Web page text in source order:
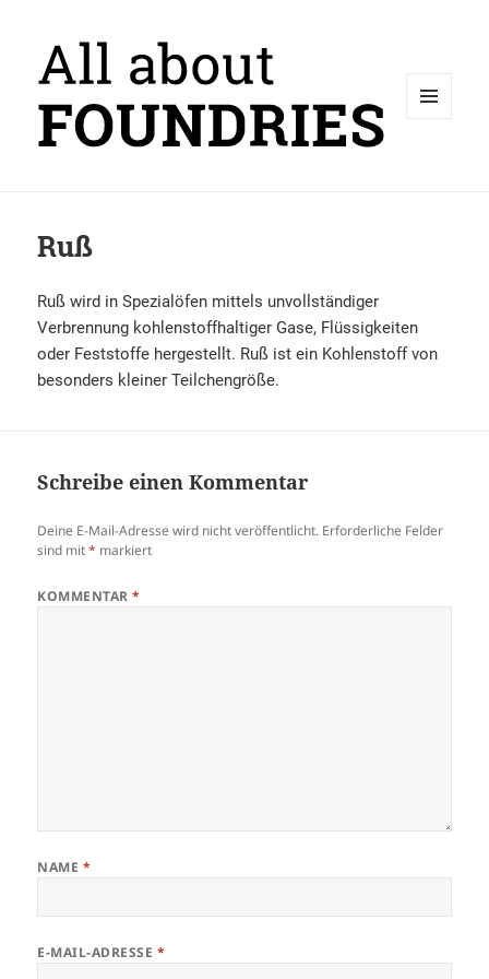
Ruß
Ruß wird in Spezialöfen mittels unvollständiger
Verbrennung kohlenstoffhaltiger Gase, Flüssigkeiten
oder Feststoffe hergestellt. Ruß ist ein Kohlenstoff von
besonders kleiner Teilchengröße.
Schreibe einen Kommentar
Deine E-Mail-Adresse wird nicht veröffentlicht. Erforderliche Felder
sind mit* markiert
KOMMENTAR*
NAME *
E-MAIL-ADRESSE *